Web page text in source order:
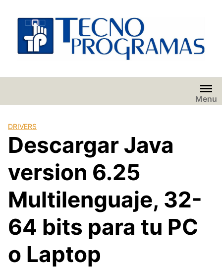
contenido
Menu
DRIVERS
Descargar Java
version 6.25
Multilenguaje, 32-
64 bits para tu PC
o Laptop